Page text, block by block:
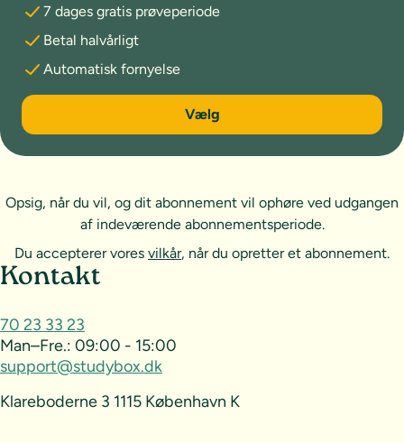
7 dages gratis prøveperiode
Betal halvårligt
Automatisk fornyelse
6 måneder
Vælg
Opsig, når du vil, og dit abonnement vil ophøre ved udgangen
af indeværende abonnementsperiode.
Du accepterer vores vilkår, når du opretter et abonnement.
Sideoversigt og kontakt
Kontakt
70 23 33 23
Man–Fre.: 09:00 - 15:00
support@studybox.dk
Klareboderne 3 1115 København K